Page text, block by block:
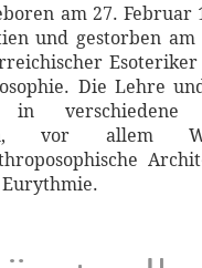
am 27. Februar
und gestorben
Die Lehre
verschiedene
vor allem